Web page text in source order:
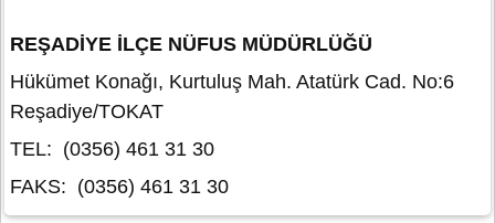
REŞADİYE İLÇE NÜFUS MÜDÜRLÜĞÜ
Hükümet Konağı, Kurtuluş Mah. Atatürk Cad. No:6
Reşadiye/TOKAT
TEL: (0356) 461 31 30
FAKS: (0356) 461 31 30